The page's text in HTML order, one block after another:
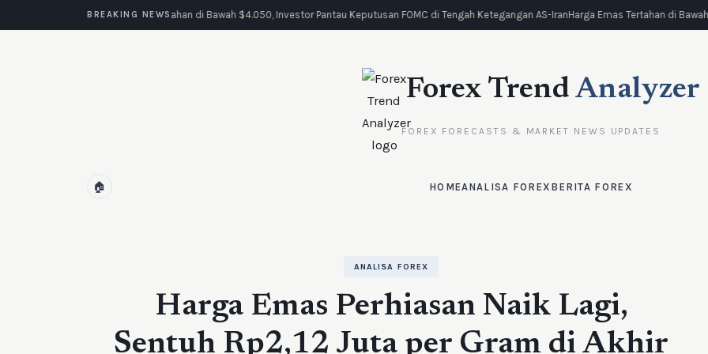
BREAKING NEWS
Emas Tertahan di Bawah $4.050, Investor Pantau Keputusan FOMC di Tengah Ketegangan AS-IranHarga Emas Tertahan di Bawah
Forex Trend Analyzer
FOREX FORECASTS & MARKET NEWS UPDATES
🏠 HOMEANALISA FOREX BERITA FOREX
ANALISA FOREX
Harga Emas Perhiasan Naik Lagi,
Sentuh Rp2,12 Juta per Gram di Akhir